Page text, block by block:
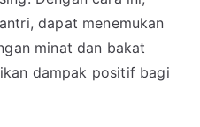
dapat menemukan
minat dan bakat
dampak positif bagi